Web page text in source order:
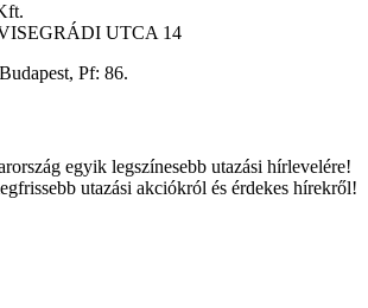
UTCA 14
Pf: 86.
egyik legszínesebb utazási hírlevelére!
utazási akciókról és érdekes hírekről!